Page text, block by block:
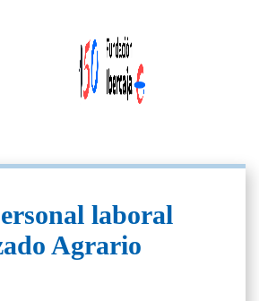
laboral
Agrario